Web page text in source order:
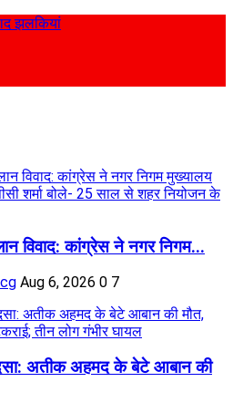
झलकियां
विवाद: कांग्रेस ने नगर निगम...
Aug 6, 2026 0 7
अतीक अहमद के बेटे आबान की